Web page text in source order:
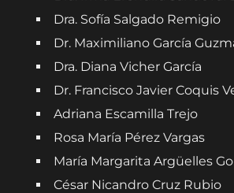
Dra. Sofía Salgado Remigio
Dr. Maximiliano García
Dra. Diana Vicher García
Dr. Francisco Javier Coquis
Adriana Escamilla Trejo
Rosa María Pérez Vargas
María Margarita Argüelles
César Nicandro Cruz Rubio